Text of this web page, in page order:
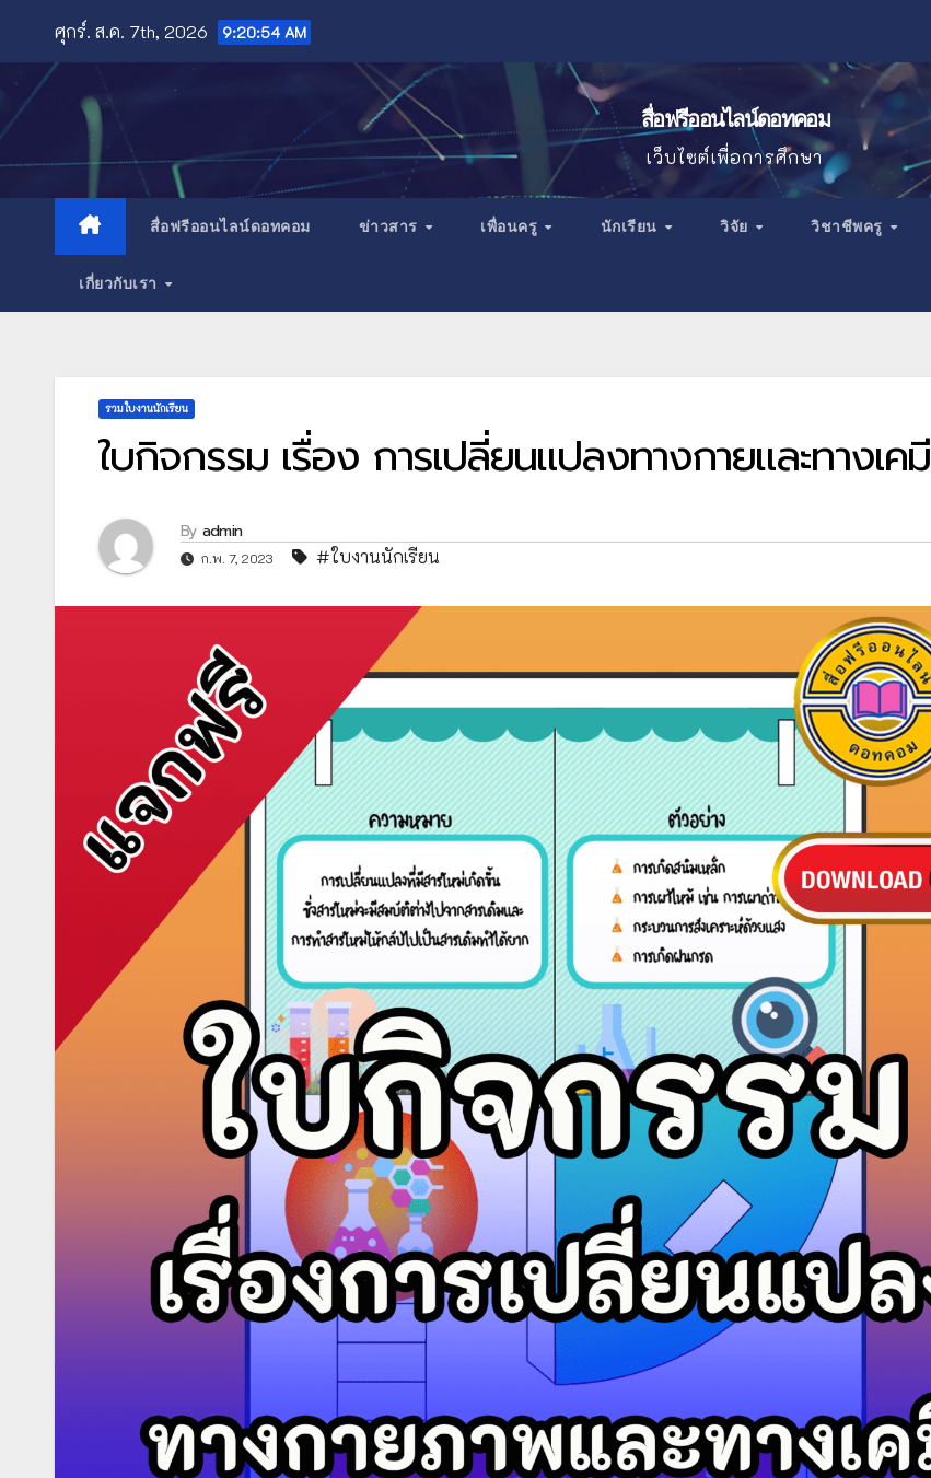
content
ศุกร์. ส.ค. 7th, 2026 9:20:55 AM
สื่อฟรีออนไลน์ดอทคอม
เว็บไซต์เพื่อการศึกษา
สื่อฟรีออนไลน์ดอทคอม ข่าวสาร เพื่อนครู นักเรียน วิจัย วิชาชีพครู
เกี่ยวกับเรา
รวมใบงานนักเรียน
ใบกิจกรรม เรื่อง การเปลี่ยนแปลงทางกายและทางเคมี
By admin
ก.พ. 7, 2023 #ใบงานนักเรียน